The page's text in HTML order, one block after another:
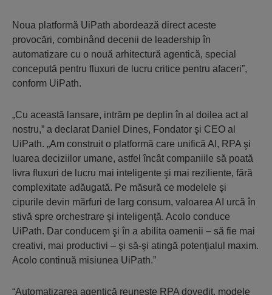
Noua platformă UiPath abordează direct aceste
provocări, combinând decenii de leadership în
automatizare cu o nouă arhitectură agentică, special
concepută pentru fluxuri de lucru critice pentru afaceri”,
conform UiPath.
„Cu această lansare, intrăm pe deplin în al doilea act al
nostru,” a declarat Daniel Dines, Fondator şi CEO al
UiPath. „Am construit o platformă care unifică AI, RPA şi
luarea deciziilor umane, astfel încât companiile să poată
livra fluxuri de lucru mai inteligente şi mai reziliente, fără
complexitate adăugată. Pe măsură ce modelele şi
cipurile devin mărfuri de larg consum, valoarea AI urcă în
stivă spre orchestrare şi inteligenţă. Acolo conduce
UiPath. Dar conducem şi în a abilita oamenii – să fie mai
creativi, mai productivi – şi să-şi atingă potenţialul maxim.
Acolo continuă misiunea UiPath.”
“Automatizarea agentică reuneşte RPA dovedit, modele